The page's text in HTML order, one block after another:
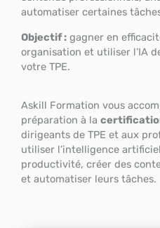
automatiser certaines
Objectif : gagner en
organisation et utiliser l’IA
votre TPE.
Askill Formation vous
préparation à la
dirigeants de TPE et aux
utiliser l’intelligence
productivité, créer des
et automatiser leurs tâches.